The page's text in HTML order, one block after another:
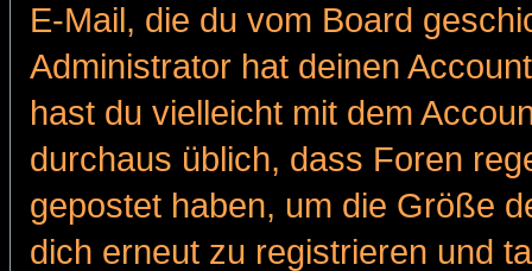
E-Mail, die du vom Board
Administrator hat deinen
hast du vielleicht mit dem
durchaus üblich, dass Foren
gepostet haben, um die Größe
dich erneut zu registrieren und